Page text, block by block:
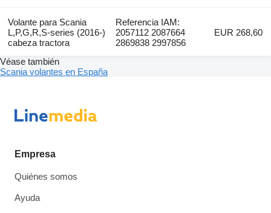
Volante para Scania
L,P,G,R,S-series (2016-)
cabeza tractora
Referencia IAM:
2057112 2087664
2869838 2997856
EUR 268,60
Véase también
Scania volantes en España
Empresa
Quiénes somos
Ayuda